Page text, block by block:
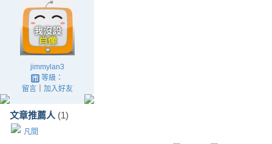
jimmylan3
等級：
留言｜ 加入好友
文章推薦人 (1)
凡間